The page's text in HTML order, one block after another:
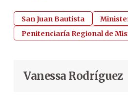
San Juan Bautista
Penitenciaría Regional de
Vanessa Rodríguez